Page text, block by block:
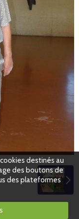
destinés au
des boutons de
des plateformes